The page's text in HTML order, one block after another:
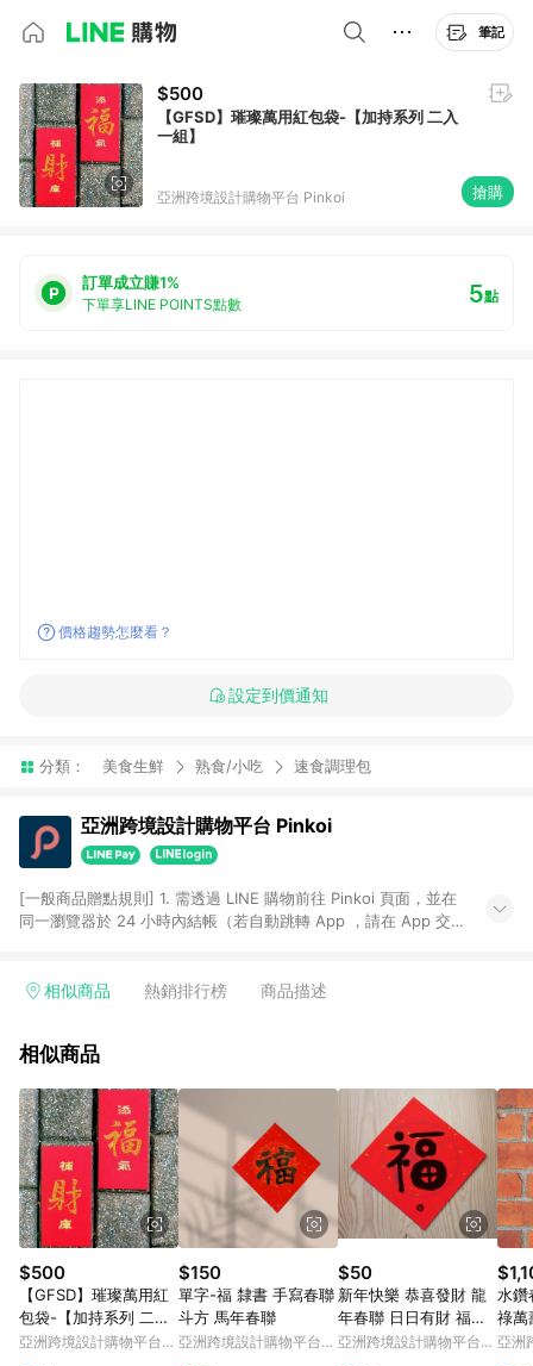
筆記
$500
【GFSD】璀璨萬用紅包袋-【加持系列 二入
一組】
亞洲跨境設計購物平台 Pinkoi 搶購
訂單成立賺1%
下單享LINE POINTS點數 5點
價格趨勢怎麼看？
設定到價通知
分類： 美食生鮮 熟食/小吃 速食調理包
亞洲跨境設計購物平台 Pinkoi
[一般商品贈點規則] 1. 需透過 LINE 購物前往 Pinkoi 頁面，並在
同一瀏覽器於 24 小時內結帳（若自動跳轉 App ，請在 App 交
回饋訂單不得享有 Pinkoi 站方優惠，例如首購優惠，P coins，
行為，不具贈點資格，部分退款不在此限。 6. APP 請更新至
貨後 45 天後發送。 8. 群眾募資商品，禮物卡，開館保證金，補
運費，攤位費等不具贈點資格。 9. LINE 購物站上之商品規格、
顏色、價位、贈品如與 Pinkoi 商品資訊頁及購物車不符，以
Pinkoi 購物商品資訊頁及購物車標示為準。 10. 點數紅包使用規
則請以點數紅包活動說明為準。 11. 若於 LINE 購物前往 Pinkoi
頁面後才首次下載 Pinkoi APP 並完成訂單，不符合導購資格；承
上，首次下載 Pinkoi APP 後，需透過 LINE 購物前往 Pinkoi 頁
面，方享導購資格。
相似商品 熱銷排行榜 商品描述
相似商品
$500
【GFSD】璀璨萬用紅
包袋-【加持系列 二入
一組】
亞洲跨境設計購物平台
$150
單字-福 隸書 手寫春聯
斗方 馬年春聯
亞洲跨境設計購物平台
$50
新年快樂 恭喜發財 龍
年春聯 日日有財 福到
春聯_洛可可草莓
亞洲跨境設計購物平台
水鑽
祿萬
海】
亞洲